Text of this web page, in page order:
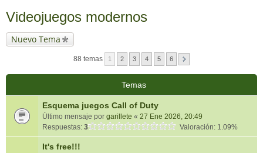
Videojuegos modernos
Nuevo Tema
88 temas 1 2 3 4 5 6
Temas
Esquema juegos Call of Duty
Último mensaje por garillete « 27 Ene 2026, 20:49
Respuestas: 3 Valoración: 1.09%
It's free!!!